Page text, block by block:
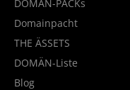
DOMÄN-PÄCKs
Domainpacht
THE ÄSSETS
DOMÄN-Liste
Blog